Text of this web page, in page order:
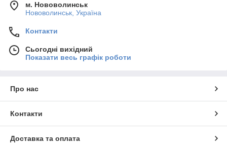
м. Нововолинськ
Нововолинськ, Україна
Контакти
Сьогодні вихідний
Показати весь графік роботи
Про нас
Контакти
Доставка та оплата